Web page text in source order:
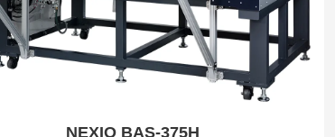
NEXIO BAS-375H